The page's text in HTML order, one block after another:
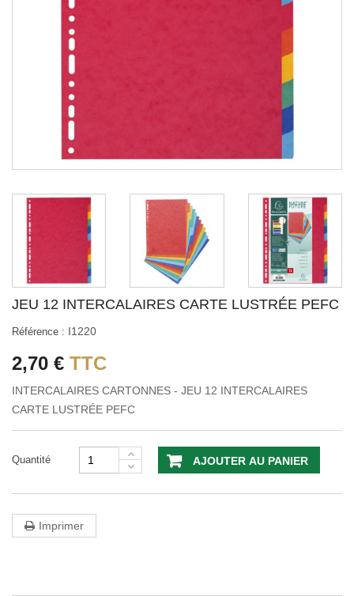
JEU 12 INTERCALAIRES CARTE LUSTRÉE PEFC
Référence : I1220
2,70 € TTC
INTERCALAIRES CARTONNES - JEU 12 INTERCALAIRES
CARTE LUSTRÉE PEFC
Quantité AJOUTER AU PANIER
Imprimer